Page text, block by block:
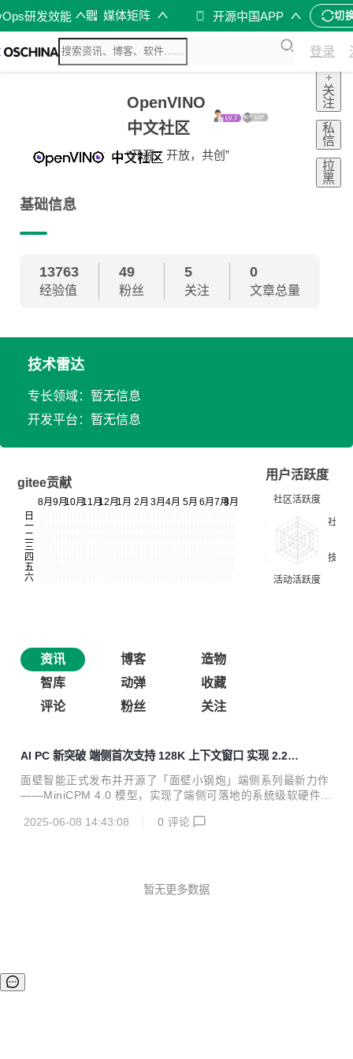
研发效能 媒体矩阵 开源中国APP 切
登录
OpenVINO
中文社区
“开源，开放，共创”
+
关
注
私
信
拉
黑
基础信息
13763
经验值
49
粉丝
5
关注
0
文章总量
技术雷达
专长领域：暂无信息
开发平台：暂无信息
gitee贡献
用户活跃度
资讯 博客
造物
智库
动弹
收藏
评论
粉丝 关注
AI PC 新突破 端侧首次支持 128K 上下文窗口 实现 2.2
倍推理优化
面壁智能正式发布并开源了「面壁小钢炮」端侧系列最新力作
——MiniCPM 4.0 模型，实现了端侧可落地的系统级软硬件稀
作，实现了长短文本多重推理效率的提升，端侧AI PC在Day
e内存增强技术，实现端到端推理效率的2.2倍提升1，携手为
2025-06-08 14:43:08 0 评论
暂无更多数据